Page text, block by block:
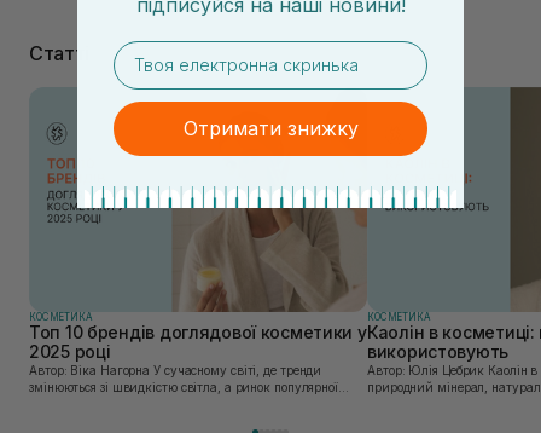
Статті
КОСМЕТИКА
Топ 10 брендів доглядової косметики у
2025 році
Автор: Віка Нагорна У сучасному світі, де тренди
змінюються зі швидкістю світла, а ринок популярної
КОСМЕТИКА
Каолін в
використовують
Автор: Юлія Цебрик Каолін в косметології – це
природний мінерал,
email
Отримати знижку